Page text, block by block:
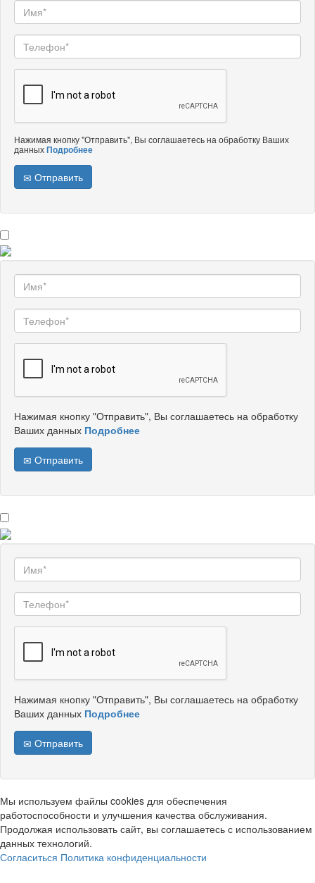
Нажимая кнопку "Отправить", Вы соглашаетесь на обработку Ваших
данныхПодробнее
Отправить
Нажимая кнопку "Отправить", Вы соглашаетесь на обработку
Ваших данных Подробнее
Отправить
Нажимая кнопку "Отправить", Вы соглашаетесь на обработку
Ваших данных Подробнее
Отправить
Мы используем файлы cookies для обеспечения
работоспособности и улучшения качества обслуживания.
Продолжая использовать сайт, вы соглашаетесь с использованием
данных технологий.
Согласиться Политика конфиденциальности